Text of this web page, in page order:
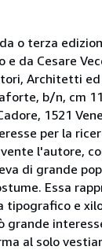
o terza
e da Cesare
Architetti
b/n, cm
1521
per la
l'autore,
di grande
Essa
tipografico e
grande
al solo